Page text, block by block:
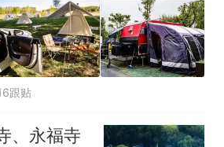
跟贴
、永福寺